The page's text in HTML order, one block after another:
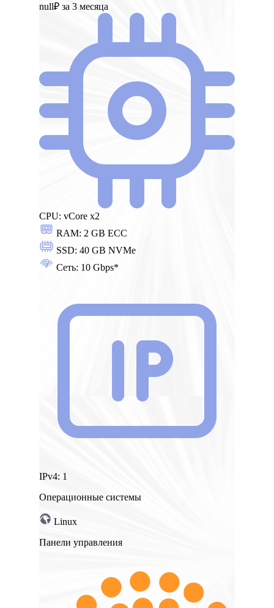
null₽ за 3 месяца
CPU: vCore x2
RAM: 2 GB ECC
SSD: 40 GB NVMe
Сеть: 10 Gbps*
IPv4: 1
Операционные системы
Linux
Панели управления